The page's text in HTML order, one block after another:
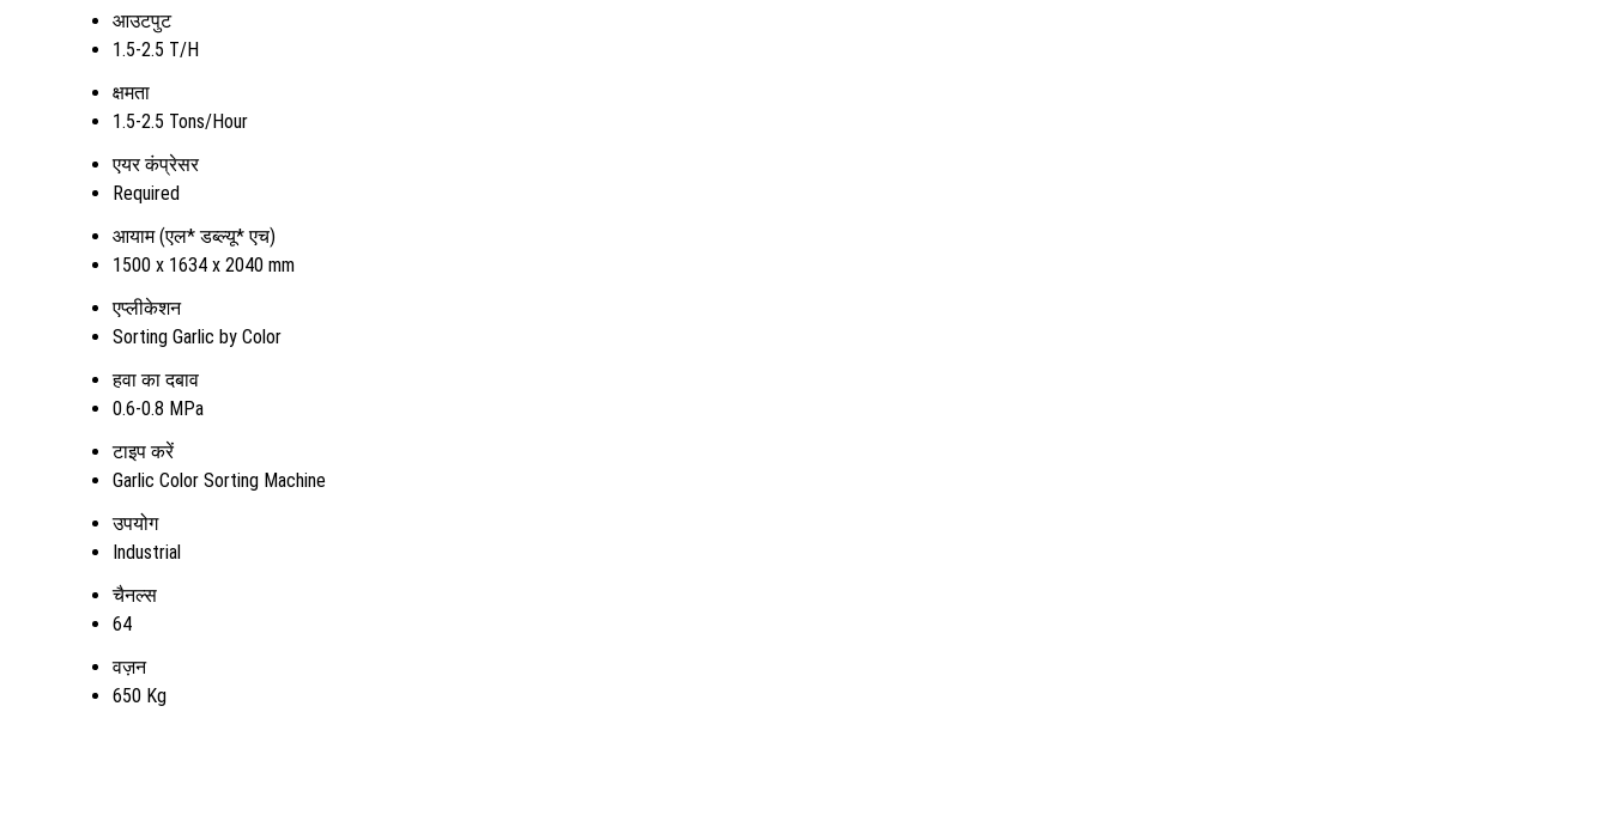
आउटपुट
1.5-2.5 T/H
क्षमता
1.5-2.5 Tons/Hour
एयर कंप्रेसर
Required
आयाम (एल* डब्ल्यू* एच)
1500 x 1634 x 2040 mm
एप्लीकेशन
Sorting Garlic by Color
हवा का दबाव
0.6-0.8 MPa
टाइप करें
Garlic Color Sorting Machine
उपयोग
Industrial
चैनल्स
64
वज़न
650 Kg